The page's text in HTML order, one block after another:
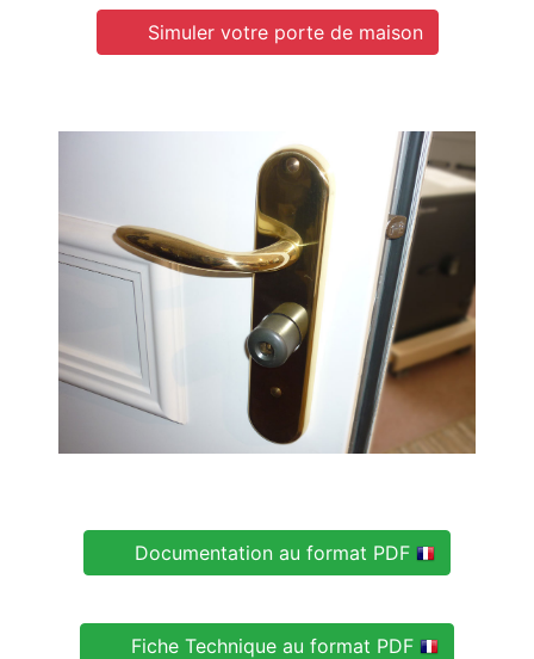
Simuler votre porte de maison
Documentation au format PDF
Fiche Technique au format PDF